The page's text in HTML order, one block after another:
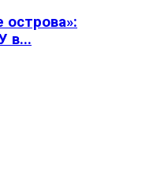
острова»:
в...